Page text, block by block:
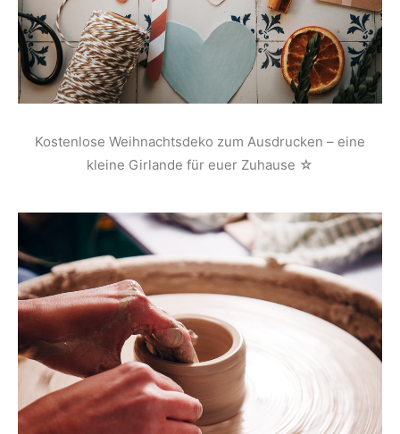
Kostenlose Weihnachtsdeko zum Ausdrucken – eine
kleine Girlande für euer Zuhause ☆